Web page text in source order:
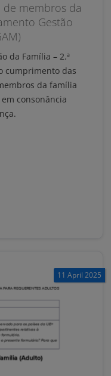
de membros da
Gestão
da Família – 2.ª
cumprimento das
da família
consonância
11 April 2025